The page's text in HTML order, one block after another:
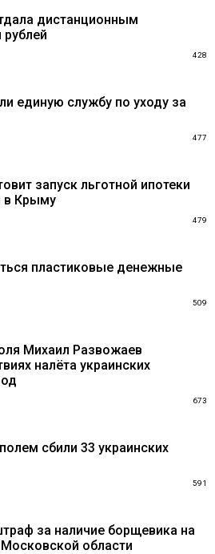
дистанционным
428
единую службу по уходу за
477
запуск льготной ипотеки
в Крыму
479
пластиковые денежные
509
Михаил Развожаев
налёта украинских
673
сбили 33 украинских
591
за наличие борщевика на
области